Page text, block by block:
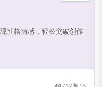
性格情感，轻松突破创作
767 55